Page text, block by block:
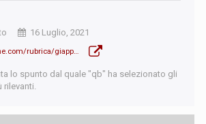
16 Luglio, 2021
lo spunto dal quale "qb" ha selezionato gli